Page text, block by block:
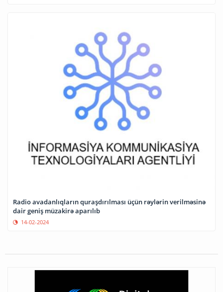
Radio avadanlıqların quraşdırılması üçün rəylərin verilməsinə
dair geniş müzakirə aparılıb
14-02-2024